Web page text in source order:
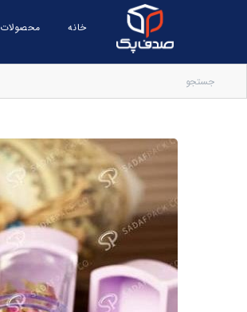
خانه محصولات